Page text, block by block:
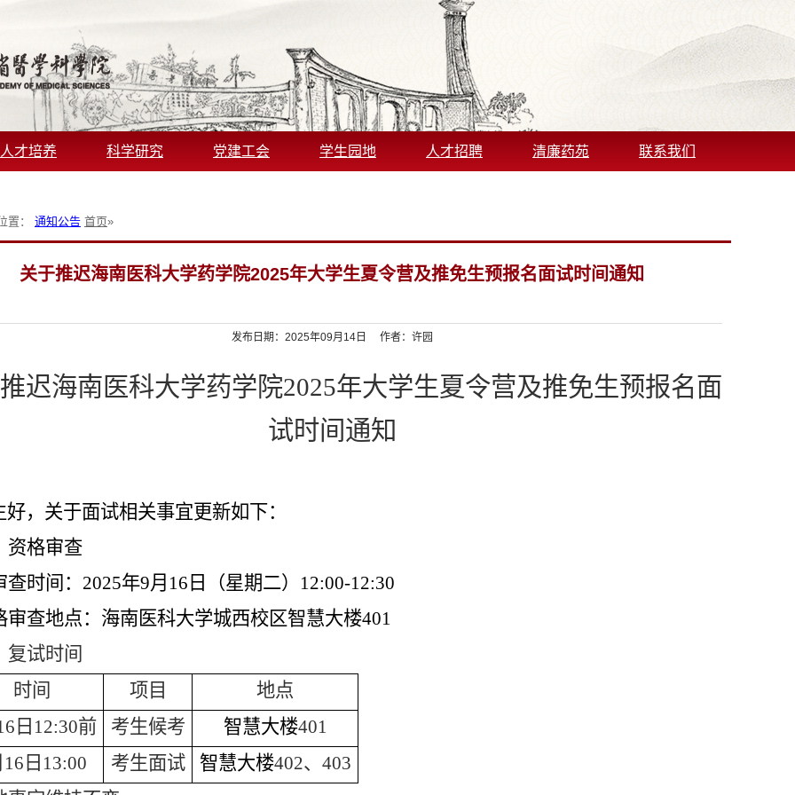
人才培养 科学研究 党建工会 学生园地 人才招聘 清廉药苑 联系我们
置： 通知公告 首页»
关于推迟海南医科大学药学院2025年大学生夏令营及推免生预报名面试时间通知
发布日期：2025年09月14日 作者：许园
迟海南医科大学药学院2025年大学生夏令营及推免生预报名面
试时间通知
，关于面试相关事宜更新如下：
资格审查
查时间：2025年9月16日（星期二）12:00-12:30
审查地点：海南医科大学城西校区智慧大楼401
复试时间
时间
项目
地点
日12:30前
考生候考 智慧大楼401
日13:00
考生面试 智慧大楼402、 403